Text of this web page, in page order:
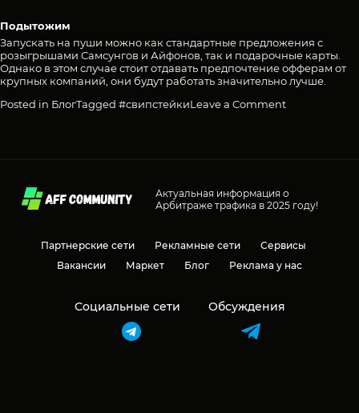
Подытожим
Запускать на пуши можно как стандартные предложения с
розыгрышами Самсунгов и Айфонов, так и подарочные карты.
Однако в этом случае стоит отдавать предпочтение офферам от
крупных компаний, они будут работать значительно лучше.
Posted in БлогTagged #свипстейкиLeave a Commenton
с
точки
Актуальная информация о
Арбитраже трафика в 2025 году!
Партнерские сети Рекламные сети
Сервисы
Вакансии
Маркет Блог Реклама у нас
Социальные сети Обсуждения